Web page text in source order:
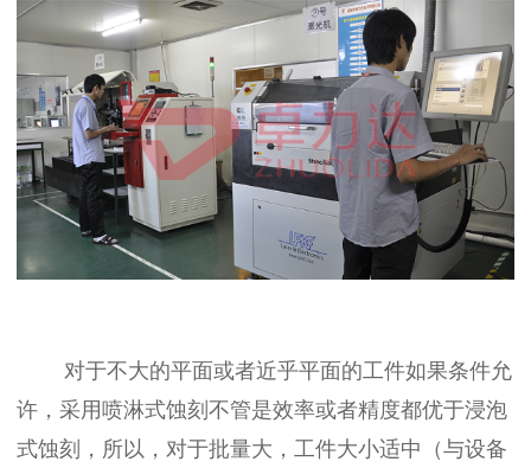
对于不大的平面或者近乎平面的工件如果条件允
许，采用喷淋式蚀刻不管是效率或者精度都优于浸泡
式蚀刻，所以，对于批量大，工件大小适中（与设备